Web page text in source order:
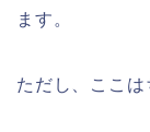
ます。
ただし、ここは